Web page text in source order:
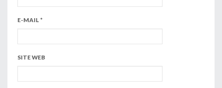
E-MAIL *
SITE WEB